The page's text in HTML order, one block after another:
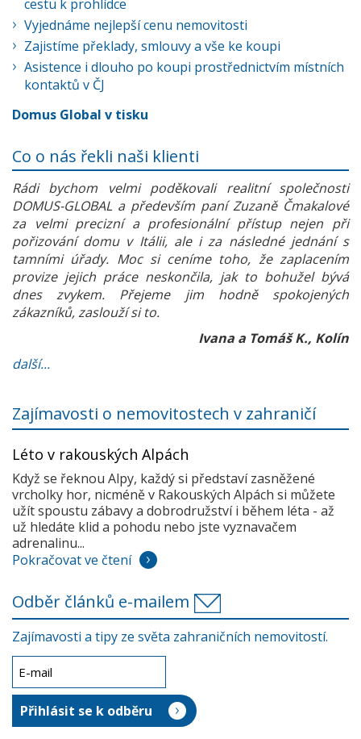
cestu k prohlídce
Vyjednáme nejlepší cenu nemovitosti
Zajistíme překlady, smlouvy a vše ke koupi
Asistence i dlouho po koupi prostřednictvím místních
kontaktů v ČJ
Domus Global v tisku
Co o nás řekli naši klienti
Rádi bychom velmi poděkovali realitní společnosti
DOMUS-GLOBAL a především paní Zuzaně Čmakalové
za velmi precizní a profesionální přístup nejen při
pořizování domu v Itálii, ale i za následné jednání s
tamními úřady. Moc si ceníme toho, že zaplacením
provize jejich práce neskončila, jak to bohužel bývá
dnes zvykem. Přejeme jim hodně spokojených
zákazníků, zaslouží si to.
Ivana a Tomáš K., Kolín
další...
Zajímavosti o nemovitostech v zahraničí
Léto v rakouských Alpách
Když se řeknou Alpy, každý si představí zasněžené
vrcholky hor, nicméně v Rakouských Alpách si můžete
užít spoustu zábavy a dobrodružství i během léta - až
už hledáte klid a pohodu nebo jste vyznavačem
adrenalinu...
Pokračovat ve čtení
Odběr článků e-mailem
Zajímavosti a tipy ze světa zahraničních nemovitostí.